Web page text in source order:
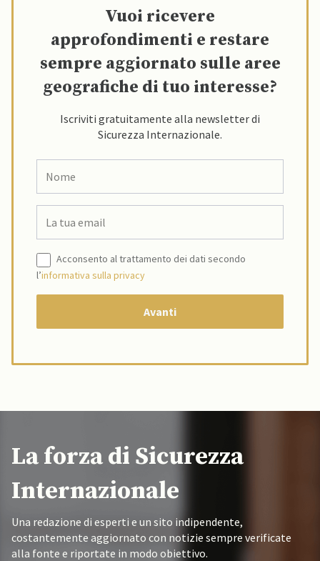
Vuoi ricevere
approfondimenti e restare
sempre aggiornato sulle aree
geografiche di tuo interesse?
Iscriviti gratuitamente alla newsletter di
Sicurezza Internazionale.
Acconsento al trattamento dei dati secondo
l’informativa sulla privacy
La forza di Sicurezza
Internazionale
Una redazione di esperti e un sito indipendente,
costantemente aggiornato con notizie sempre verificate
alla fonte e riportate in modo obiettivo.